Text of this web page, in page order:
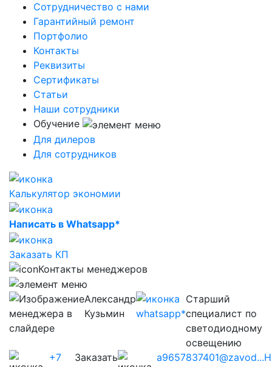
Сотрудничество с нами
Гарантийный ремонт
Портфолио
Контакты
Реквизиты
Сертификаты
Статьи
Наши сотрудники
Обучение
Для дилеров
Для сотрудников
Калькулятор экономии
Написать в Whatsapp*
Заказать КП
Контакты менеджеров
Александр
Кузьмин
Старший
специалист по
светодиодному
освещению
+7
Заказать
a9657837401@zavod...